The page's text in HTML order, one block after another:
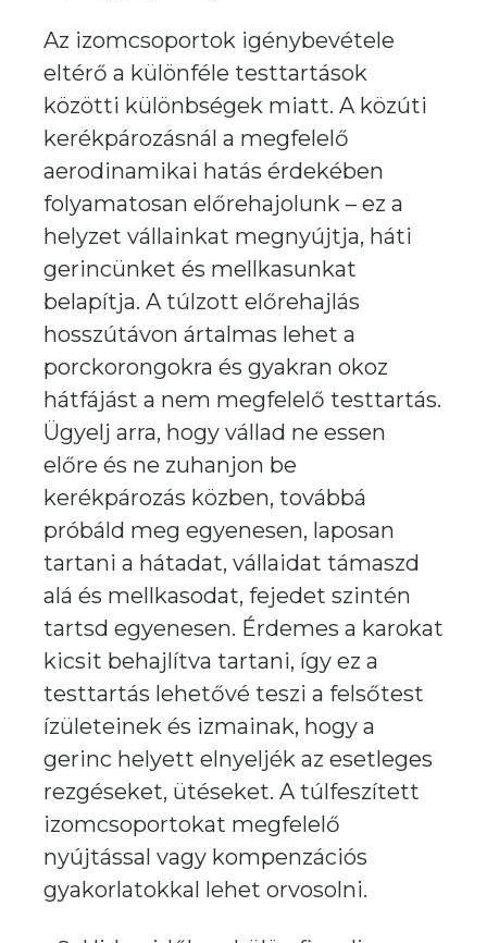
Az izomcsoportok igénybevétele
eltérő a különféle testtartások
közötti különbségek miatt. A közúti
kerékpározásnál a megfelelő
aerodinamikai hatás érdekében
folyamatosan előrehajolunk – ez a
helyzet vállainkat megnyújtja, háti
gerincünket és mellkasunkat
belapítja. A túlzott előrehajlás
hosszútávon ártalmas lehet a
porckorongokra és gyakran okoz
hátfájást a nem megfelelő testtartás.
Ügyelj arra, hogy vállad ne essen
előre és ne zuhanjon be
kerékpározás közben, továbbá
próbáld meg egyenesen, laposan
tartani a hátadat, vállaidat támaszd
alá és mellkasodat, fejedet szintén
tartsd egyenesen. Érdemes a karokat
kicsit behajlítva tartani, így ez a
testtartás lehetővé teszi a felsőtest
ízületeinek és izmainak, hogy a
gerinc helyett elnyeljék az esetleges
rezgéseket, ütéseket. A túlfeszített
izomcsoportokat megfelelő
nyújtással vagy kompenzációs
gyakorlatokkal lehet orvosolni.